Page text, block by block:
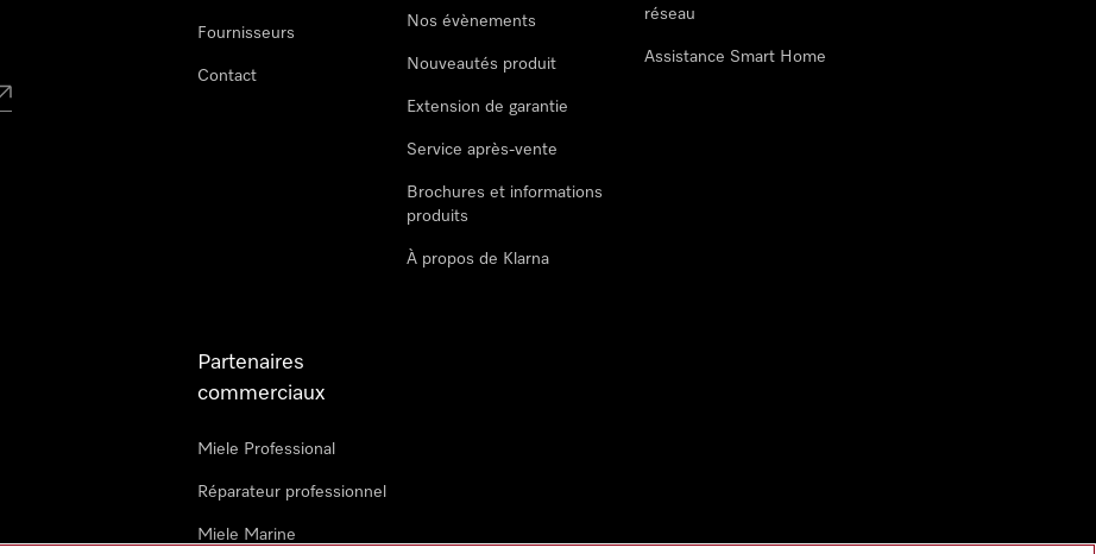
Fournisseurs
Contact
Nos évènements
Nouveautés produit
Extension de garantie
Service après-vente
Brochures et informations
produits
À propos de Klarna
réseau
Assistance Smart Home
Partenaires
commerciaux
Miele Professional
Réparateur professionnel
Miele Marine